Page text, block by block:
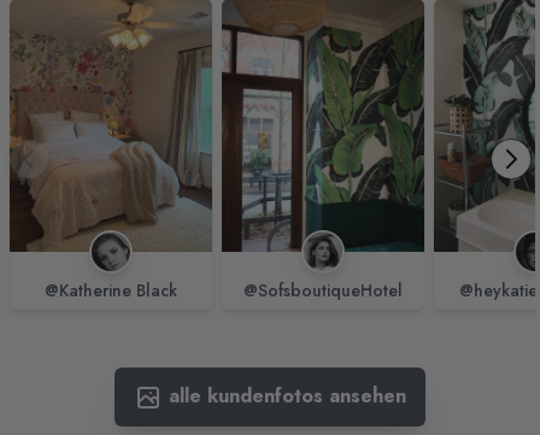
@Katherine Black @SofsboutiqueHotel
alle kundenfotos ansehen